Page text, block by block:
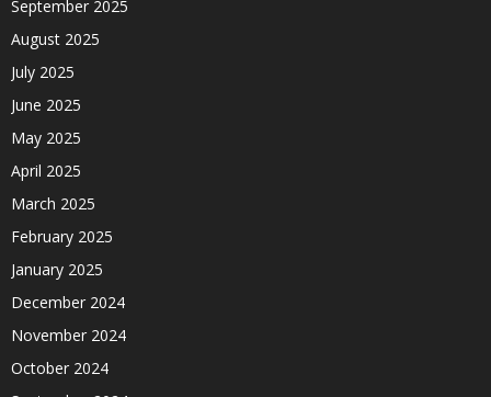
September 2025
August 2025
July 2025
June 2025
May 2025
April 2025
March 2025
February 2025
January 2025
December 2024
November 2024
October 2024